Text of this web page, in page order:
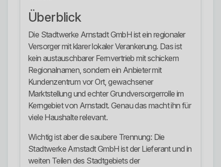
Überblick
Die Stadtwerke Arnstadt GmbH ist ein regionaler
Versorger mit klarer lokaler Verankerung. Das ist
kein austauschbarer Fernvertrieb mit schickem
Regionalnamen, sondern ein Anbieter mit
Kundenzentrum vor Ort, gewachsener
Marktstellung und echter Grundversorgerrolle im
Kerngebiet von Arnstadt. Genau das macht ihn für
viele Haushalte relevant.
Wichtig ist aber die saubere Trennung: Die
Stadtwerke Arnstadt GmbH ist der Lieferant und in
weiten Teilen des Stadtgebiets der